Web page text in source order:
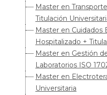
Master en
Titulación
Master en Cuidados
Hospitalizado +
Master en Gestión
Laboratorios ISO
Master en
Universitaria